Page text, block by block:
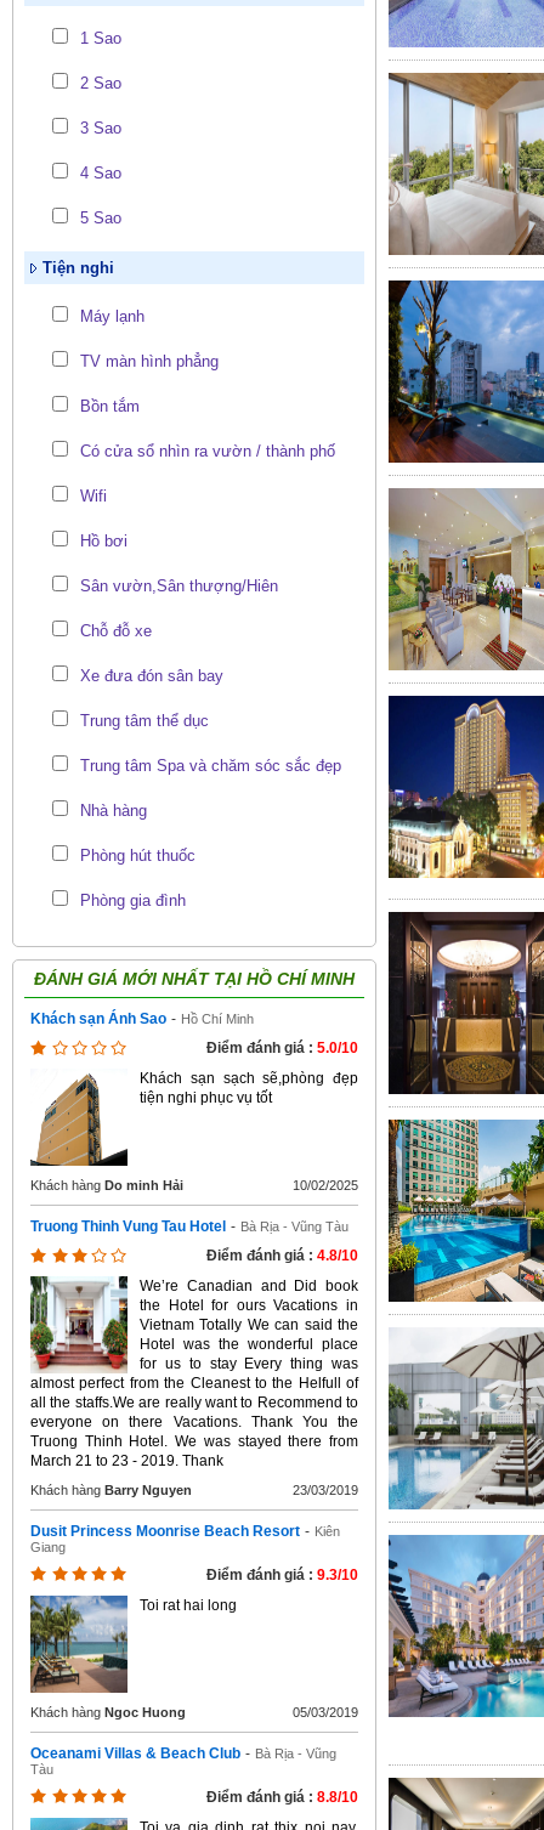
1 Sao
2 Sao
3 Sao
4 Sao
5 Sao
Tiện nghi
Máy lạnh
TV màn hình phẳng
Bồn tắm
Có cửa sổ nhìn ra vườn / thành phố
Wifi
Hồ bơi
Sân vườn,Sân thượng/Hiên
Chỗ đỗ xe
Xe đưa đón sân bay
Trung tâm thể dục
Trung tâm Spa và chăm sóc sắc đẹp
Nhà hàng
Phòng hút thuốc
Phòng gia đình
ĐÁNH GIÁ MỚI NHẤT TẠI HỒ CHÍ MINH
Khách sạn Ánh Sao - Hồ Chí Minh
Điểm đánh giá : 5.0/10
Khách sạn sạch sẽ,phòng đẹp
tiện nghi phục vụ tốt
Khách hàng Do minh Hải 10/02/2025
Truong Thinh Vung Tau Hotel - Bà Rịa - Vũng Tàu
Điểm đánh giá : 4.8/10
We’re Canadian and Did book
the Hotel for ours Vacations in
Vietnam Totally We can said the
Hotel was the wonderful place
for us to stay Every thing was
almost perfect from the Cleanest to the Helfull of
all the staffs.We are really want to Recommend to
everyone on there Vacations. Thank You the
Truong Thinh Hotel. We was stayed there from
March 21 to 23 - 2019. Thank
Khách hàng Barry Nguyen 23/03/2019
Dusit Princess Moonrise Beach Resort - Kiên
Giang
Điểm đánh giá : 9.3/10
Toi rat hai long
Khách hàng Ngoc Huong 05/03/2019
Oceanami Villas & Beach Club - Bà Rịa - Vũng
Tàu
Điểm đánh giá : 8.8/10